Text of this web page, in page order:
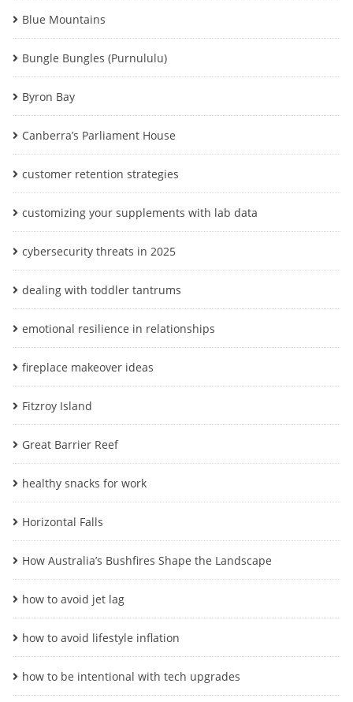
Blue Mountains
Bungle Bungles (Purnululu)
Byron Bay
Canberra’s Parliament House
customer retention strategies
customizing your supplements with lab data
cybersecurity threats in 2025
dealing with toddler tantrums
emotional resilience in relationships
fireplace makeover ideas
Fitzroy Island
Great Barrier Reef
healthy snacks for work
Horizontal Falls
How Australia’s Bushfires Shape the Landscape
how to avoid jet lag
how to avoid lifestyle inflation
how to be intentional with tech upgrades